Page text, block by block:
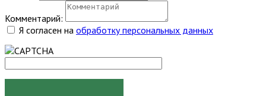
Комментарий:
Я согласен на обработку персональных данных